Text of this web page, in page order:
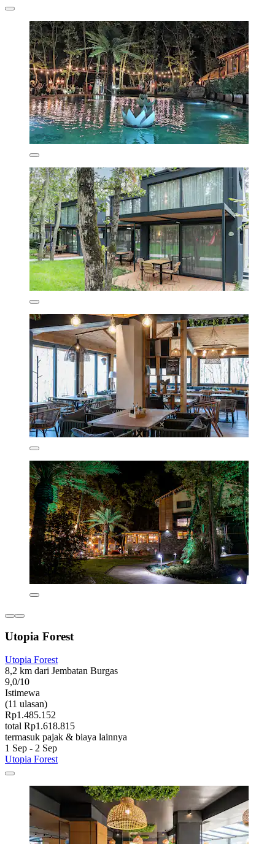
Utopia Forest
Utopia Forest
8,2 km dari Jembatan Burgas
9,0/10
Istimewa
(11 ulasan)
Rp1.485.152
total Rp1.618.815
termasuk pajak & biaya lainnya
1 Sep - 2 Sep
Utopia Forest